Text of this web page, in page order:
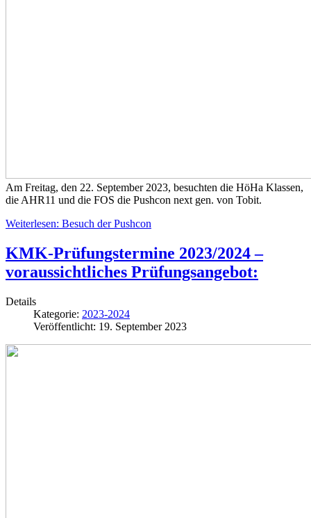
Am Freitag, den 22. September 2023, besuchten die HöHa Klassen,
die AHR11 und die FOS die Pushcon next gen. von Tobit.
Weiterlesen: Besuch der Pushcon
KMK-Prüfungstermine 2023/2024 –
voraussichtliches Prüfungsangebot:
Details
Kategorie: 2023-2024
Veröffentlicht: 19. September 2023